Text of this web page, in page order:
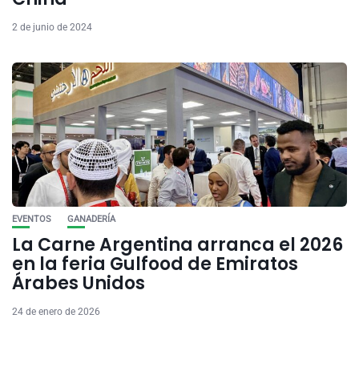
2 de junio de 2024
EVENTOS GANADERÍA
La Carne Argentina arranca el 2026
en la feria Gulfood de Emiratos
Árabes Unidos
24 de enero de 2026